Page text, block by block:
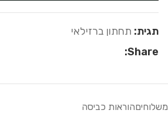
תגית: תחתון ברזילאי
Share:
משלוחיםהוראות כביסה